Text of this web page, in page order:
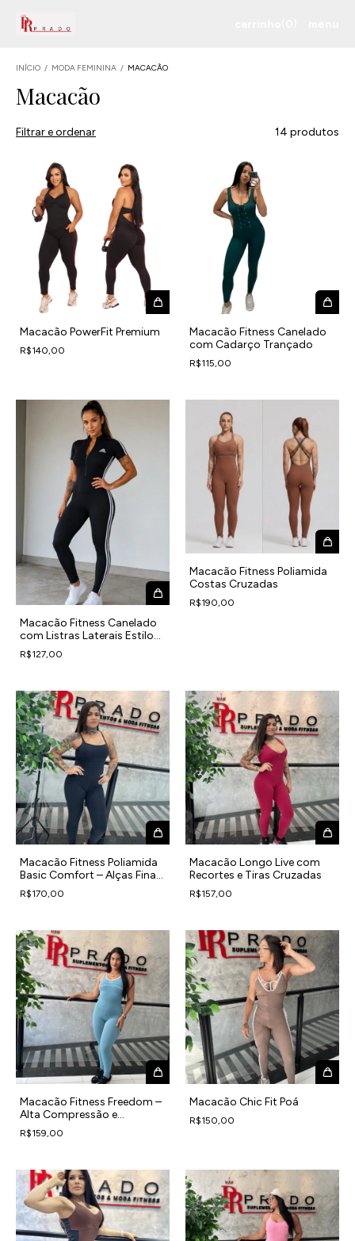
INÍCIO / MODA FEMININA / MACACÃO
Macacão
Filtrar e ordenar 14 produtos
Macacão PowerFit Premium
R$140,00
Macacão Fitness Canelado
com Cadarço Trançado
R$115,00
Macacão Fitness Canelado
com Listras Laterais Estilo
Adidas
R$127,00
Macacão Fitness Poliamida
Costas Cruzadas
R$190,00
Macacão Fitness Poliamida
Basic Comfort – Alças Finas
e Costas Livres
R$170,00
Macacão Longo Live com
Recortes e Tiras Cruzadas
R$157,00
Macacão Fitness Freedom –
Alta Compressão e
Modelagem Anatômica
R$159,00
Macacão Chic Fit Poá
R$150,00